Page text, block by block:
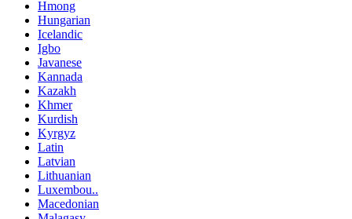
Hmong
Hungarian
Icelandic
Igbo
Javanese
Kannada
Kazakh
Khmer
Kurdish
Kyrgyz
Latin
Latvian
Lithuanian
Luxembou..
Macedonian